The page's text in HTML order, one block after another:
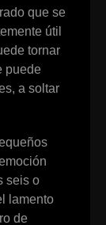
que se
útil
tornar
puede
a soltar
seis o
lamento
de